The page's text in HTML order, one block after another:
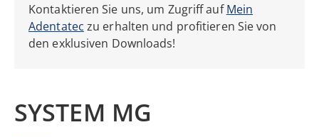
Kontaktieren Sie uns, um Zugriff aufMein
Adentatec zu erhalten und profitieren Sie von
den exklusiven Downloads!
SYSTEM MG